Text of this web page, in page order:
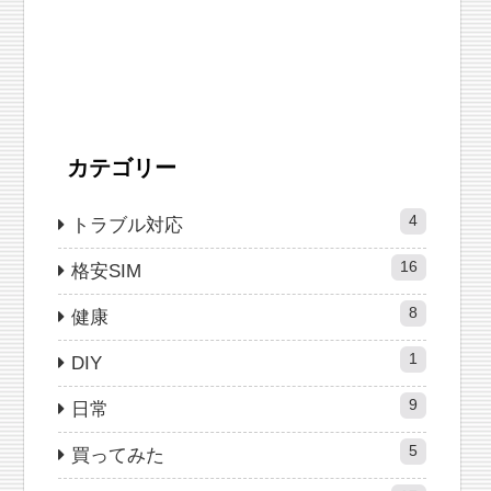
カテゴリー
トラブル対応 4
格安SIM 16
健康 8
DIY 1
日常 9
買ってみた 5